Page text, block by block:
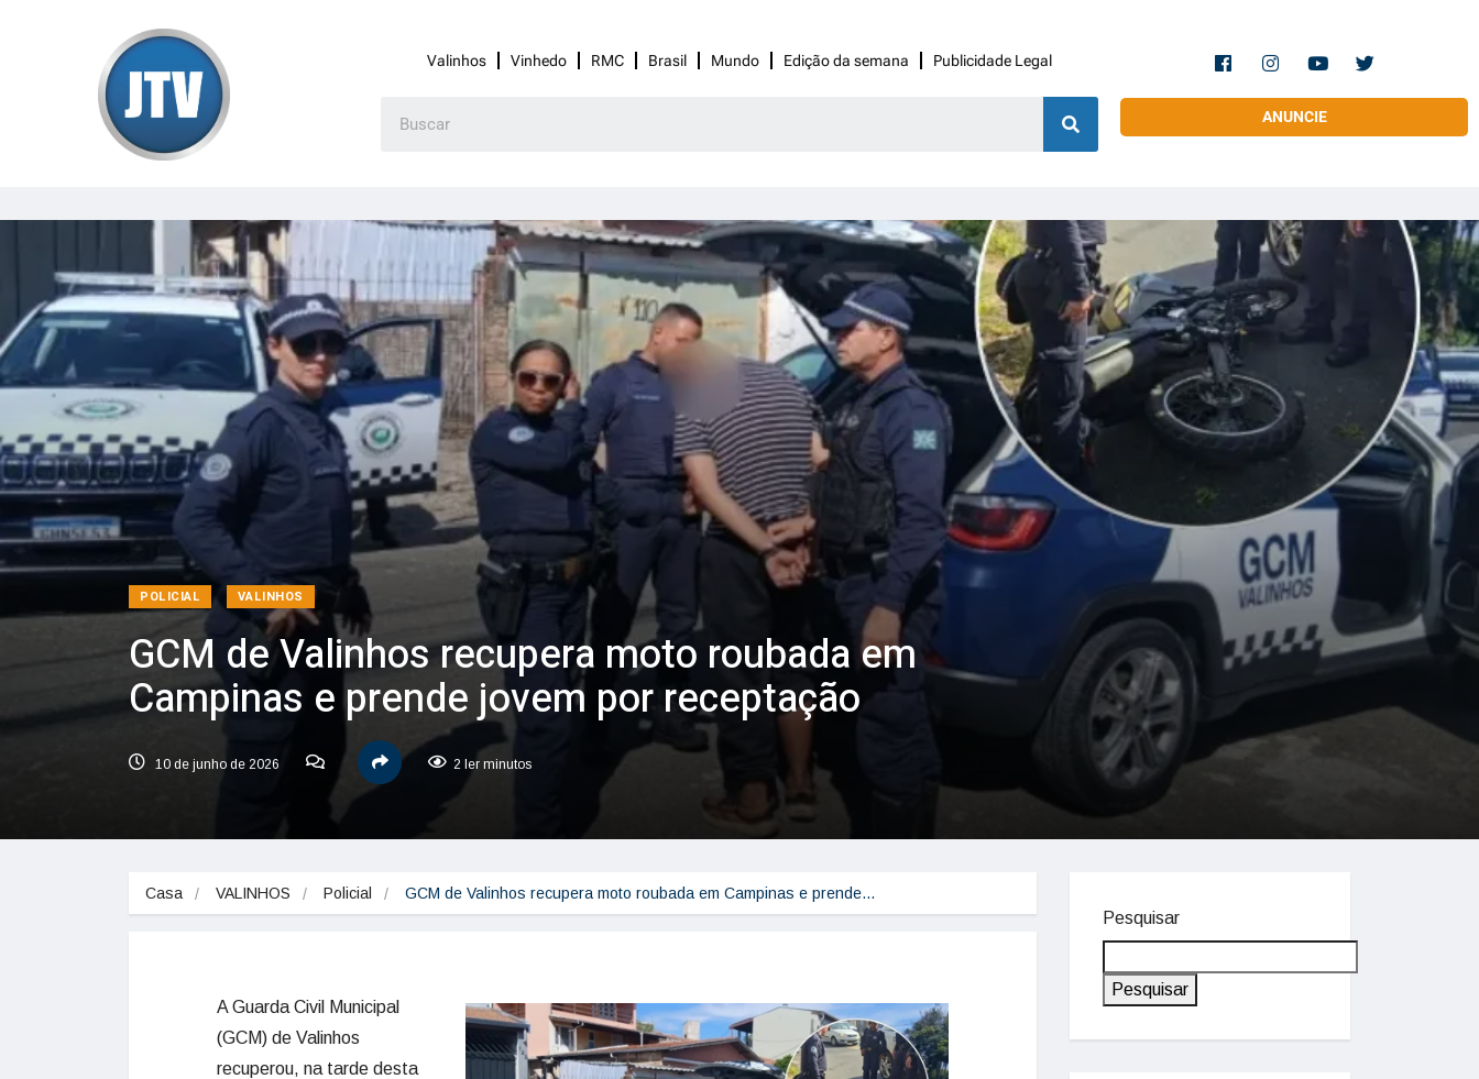
Valinhos Vinhedo RMC Brasil Mundo Edição da semana Publicidade Legal
ANUNCIE
POLICIAL VALINHOS
GCM de Valinhos recupera moto roubada em
Campinas e prende jovem por receptação
10 de junho de 2026 2 ler minutos
Casa VALINHOS Policial GCM de Valinhos recupera moto roubada em Campinas e prende…
A Guarda Civil Municipal
(GCM) de Valinhos
recuperou, na tarde desta
Pesquisar
Pesquisar